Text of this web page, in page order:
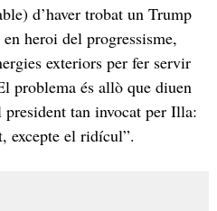
d’haver trobat un Trump
heroi del progressisme,
exteriors per fer servir
problema és allò que diuen
tan invocat per Illa:
excepte el ridícul”.